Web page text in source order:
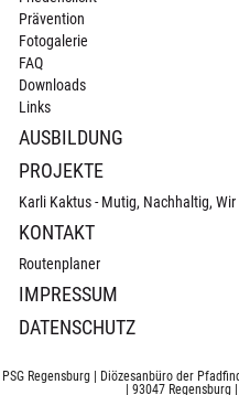
Prävention
Fotogalerie
FAQ
Downloads
Links
AUSBILDUNG
PROJEKTE
Karli Kaktus - Mutig, Nachhaltig, Wir
KONTAKT
Routenplaner
IMPRESSUM
DATENSCHUTZ
PSG Regensburg | Diözesanbüro der
| 93047